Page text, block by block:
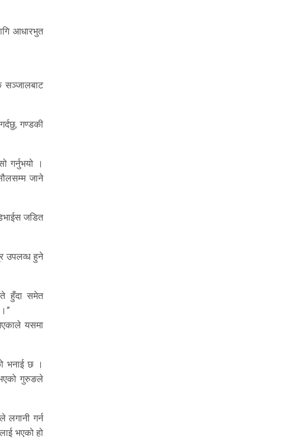
आधारभुत
सञ्जालबाट
गण्डकी
गर्नुभयो ।
जाने
जडित
उपलव्ध हुने
हुँदा समेत
यसमा
भनाई छ ।
गुरुङले
गर्न
भएको हो